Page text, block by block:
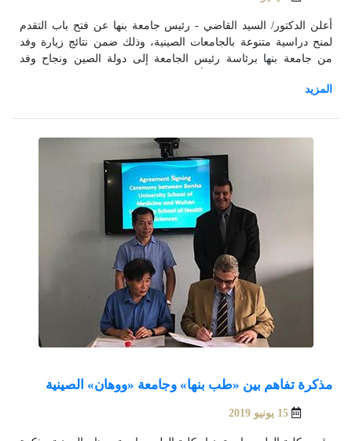
أعلن الدكتور/ السيد القاضي - رئيس جامعة بنها عن فتح باب التقدم
لمنح دراسية متنوعة بالجامعات الصينية، وذلك ضمن نتائج زيارة وفد
من جامعة بنها برئاسة رئيس الجامعة إلى دولة الصين ونجاح وفد
خمس سنوات قادمة.
مذكرة تفاهم بين «طب بنها» وجامعة «ووهان» الصينية
15 يونيو 2019